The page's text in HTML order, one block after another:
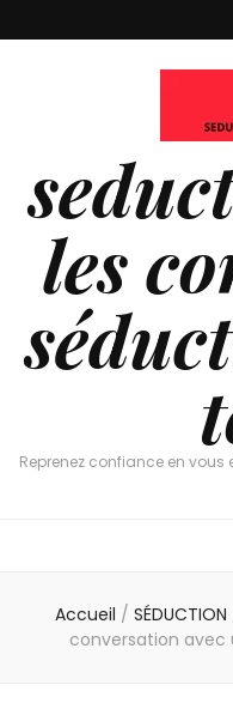
les
Reprenez confiance en
Accueil / SÉDUCTION
conversation avec